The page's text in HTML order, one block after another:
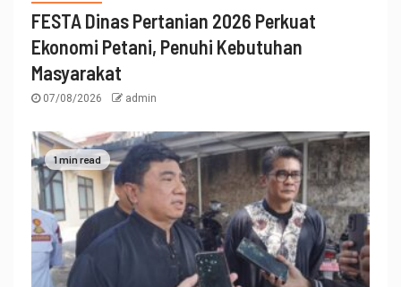
FESTA Dinas Pertanian 2026 Perkuat
Ekonomi Petani, Penuhi Kebutuhan
Masyarakat
07/08/2026 admin
1 min read